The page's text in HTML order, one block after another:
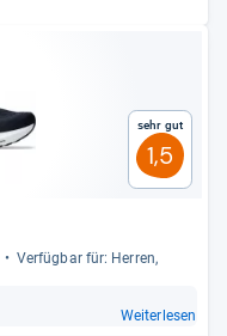
Sehr gut
1,5
Ver­füg­bar für: Her­ren,
Weiterlesen